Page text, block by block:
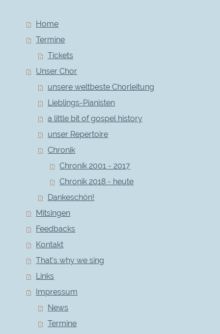
Home
Termine
Tickets
Unser Chor
unsere weltbeste Chorleitung
Lieblings-Pianisten
a little bit of gospel history
unser Repertoire
Chronik
Chronik 2001 - 2017
Chronik 2018 - heute
Dankeschön!
Mitsingen
Feedbacks
Kontakt
That's why we sing
Links
Impressum
News
Termine